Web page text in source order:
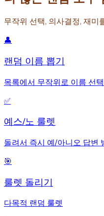
무작위 선택, 의사결정, 재미
👤
랜덤 이름 뽑기
목록에서 무작위로 이름 선택
✅
예스/노 룰렛
돌려서 즉시 예/아니오 답변
🎯
룰렛 돌리기
다목적 랜덤 룰렛